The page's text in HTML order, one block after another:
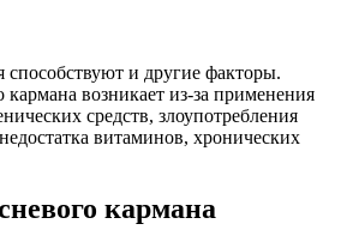
способствуют и другие факторы.
кармана возникает из-за применения
средств, злоупотребления
витаминов, хронических
кармана